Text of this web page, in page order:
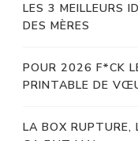
LES 3 MEILLEURS
DES MÈRES
POUR 2026 F*CK
PRINTABLE DE
LA BOX RUPTURE,